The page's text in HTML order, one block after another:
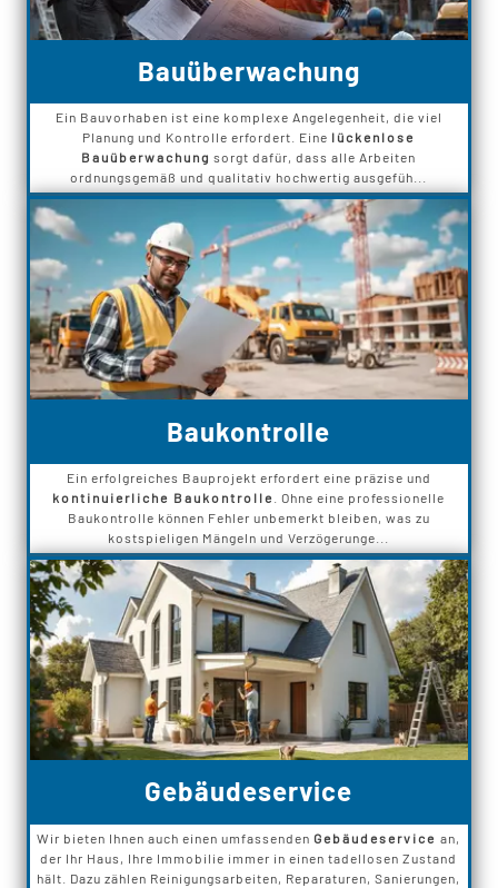
Bauüberwachung
Ein Bauvorhaben ist eine komplexe Angelegenheit, die viel
Planung und Kontrolle erfordert. Eine lückenlose
Bauüberwachung sorgt dafür, dass alle Arbeiten
ordnungsgemäß und qualitativ hochwertig ausgefüh...
Baukontrolle
Ein erfolgreiches Bauprojekt erfordert eine präzise und
kontinuierliche Baukontrolle
. Ohne eine professionelle
Baukontrolle können Fehler unbemerkt bleiben, was zu
kostspieligen Mängeln und Verzögerunge...
Gebäudeservice
Wir bieten Ihnen auch einen umfassendenGebäudeservicean,
der Ihr Haus, Ihre Immobilie immer in einen tadellosen Zustand
hält. Dazu zählen Reinigungsarbeiten, Reparaturen, Sanierungen,